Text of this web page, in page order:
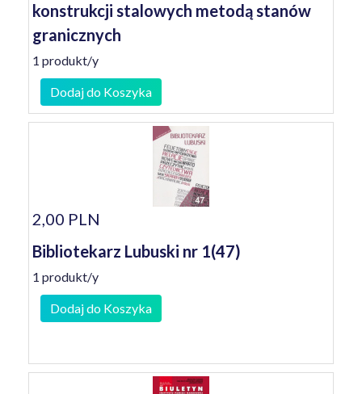
konstrukcji stalowych metodą stanów
granicznych
1 produkt/y
Dodaj do Koszyka
2,00 PLN
Bibliotekarz Lubuski nr 1(47)
1 produkt/y
Dodaj do Koszyka